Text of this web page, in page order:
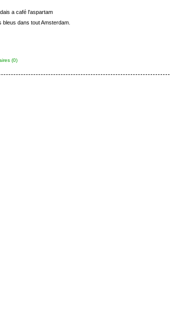
a café l'aspartam
bleus dans tout Amsterdam.
(0)